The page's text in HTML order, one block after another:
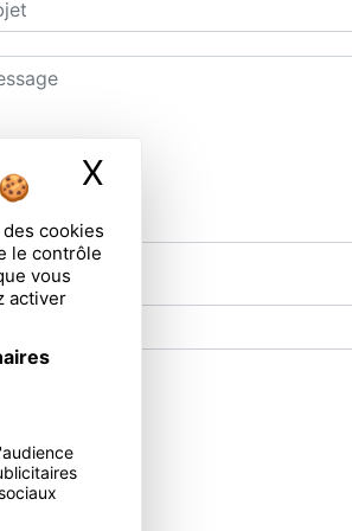
cookies
le contrôle
vous
activer
X
font quatre plus huit
données personnelles communiquées sont
à votre message. Les données collectées seront